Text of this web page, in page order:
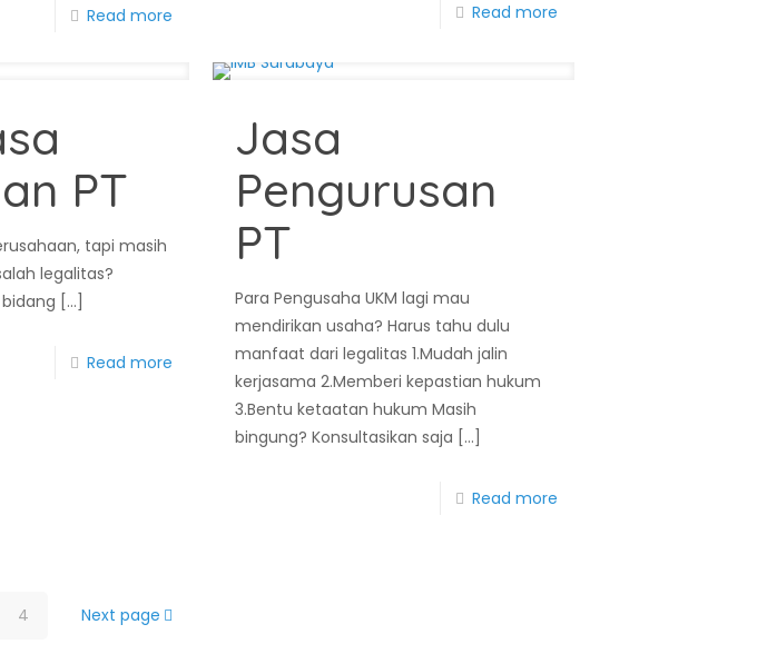
Read more Read more
PT
tapi masih
legalitas?
[…]
Read more
Jasa
Pengurusan
PT
Para Pengusaha UKM lagi mau
mendirikan usaha? Harus tahu dulu
manfaat dari legalitas 1.Mudah jalin
kerjasama 2.Memberi kepastian hukum
3.Bentu ketaatan hukum Masih
bingung? Konsultasikan saja […]
Read more
4 Next page